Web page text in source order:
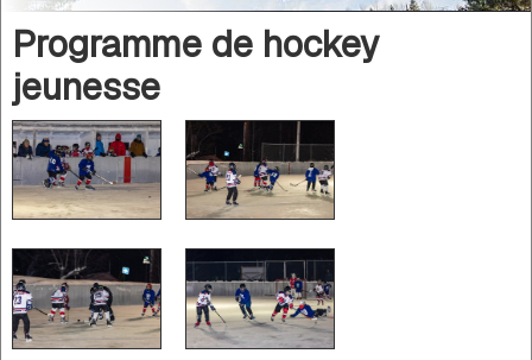
Programme de hockey
jeunesse